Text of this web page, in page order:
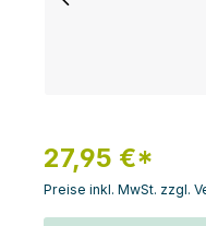
27,95 €*
Preise inkl. MwSt. zzgl.